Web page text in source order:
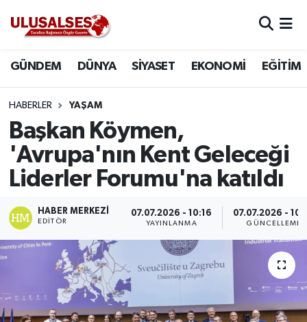
GÜNDEM DÜNYA SİYASET EKONOMİ EĞİTİM
HABERLER YAŞAM
Başkan Köymen,
'Avrupa'nın Kent Geleceği
Liderler Forumu'na katıldı
HABER MERKEZI
EDITÖR
07.07.2026 - 10:16
YAYINLANMA
07.07.2026 -
GÜNCELLEME
DÜNYA
SİYASET
EKONOMİ
SAĞLIK
MAGAZİN
SPOR
Trafik Durumu
Süper Lig Puan Durumu ve Fikstür
Tüm Manşetler
Haber Arşivi